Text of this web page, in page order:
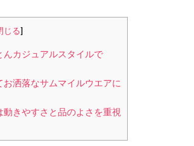
じる]
カジュアルスタイルで
洒落なサムマイルウエアに
きやすさと品のよさを重視